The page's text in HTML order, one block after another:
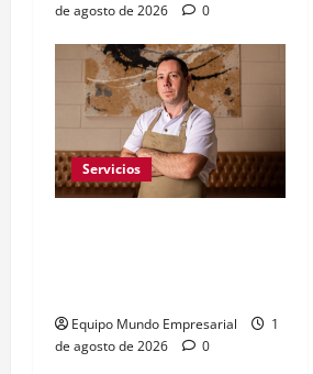
de agosto de 2026
0
Servicios
Equipo Mundo Empresarial
1
de agosto de 2026
0